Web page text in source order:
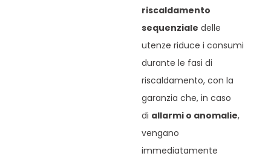
riscaldamento
sequenziale delle
utenze riduce i consumi
durante le fasi di
riscaldamento, con la
garanzia che, in caso
di allarmi o anomalie,
vengano
immediatamente